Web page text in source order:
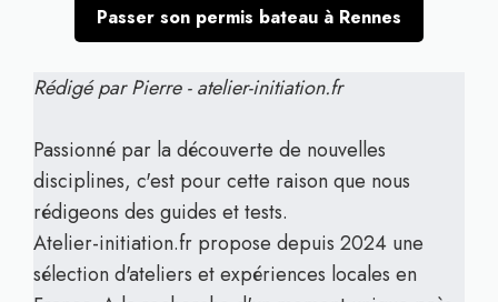
Passer son permis bateau à Rennes
Rédigé par Pierre - atelier-initiation.fr
Passionné par la découverte de nouvelles
disciplines, c'est pour cette raison que nous
rédigeons des guides et tests.
Atelier-initiation.fr propose depuis 2024 une
sélection d'ateliers et expériences locales en